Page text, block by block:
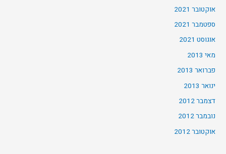
אוקטובר 2021
ספטמבר 2021
אוגוסט 2021
מאי 2013
פברואר 2013
ינואר 2013
דצמבר 2012
נובמבר 2012
אוקטובר 2012